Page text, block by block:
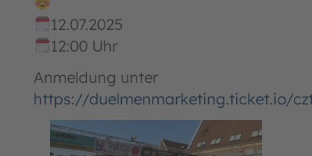
12.07.2025
12:00 Uhr
Anmeldung unter
https://duelmenmarketing.ticket.io/